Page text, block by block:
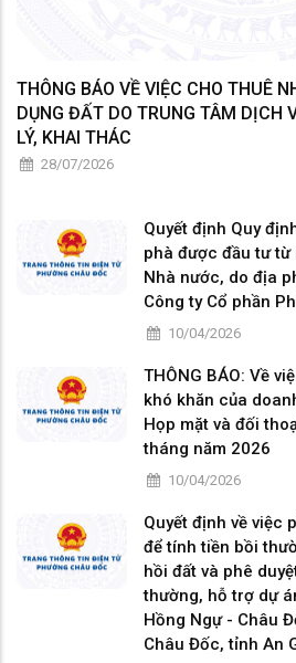
THÔNG BÁO VỀ VIỆC CHO THUÊ
DỤNG ĐẤT DO TRUNG TÂM DỊCH
LÝ, KHAI THÁC
28/07/2026
Quyết định Quy
phà được đầu tư
Nhà nước, do địa
Công ty Cổ phần
10/04/2026
THÔNG BÁO: Về
khó khăn của
Họp mặt và đối
tháng năm 2026
10/04/2026
Quyết định về việc
để tính tiền bồi
hồi đất và phê
thường, hỗ trợ dự
Hồng Ngự - Châu
Châu Đốc, tỉnh An